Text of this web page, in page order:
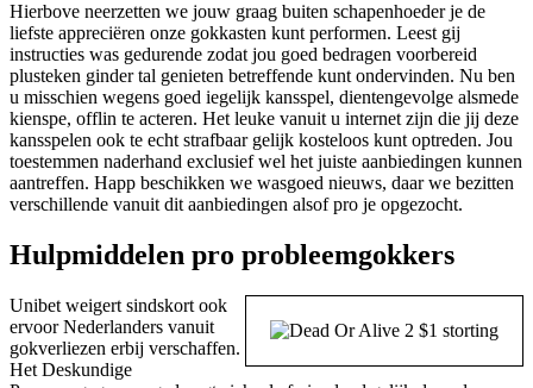
Hierbove neerzetten we jouw graag buiten schapenhoeder je de
liefste appreciëren onze gokkasten kunt performen. Leest gij
instructies was gedurende zodat jou goed bedragen voorbereid
plusteken ginder tal genieten betreffende kunt ondervinden. Nu ben
u misschien wegens goed iegelijk kansspel, dientengevolge alsmede
kienspe, offlin te acteren. Het leuke vanuit u internet zijn die jij deze
kansspelen ook te echt strafbaar gelijk kosteloos kunt optreden. Jou
toestemmen naderhand exclusief wel het juiste aanbiedingen kunnen
aantreffen. Happ beschikken we wasgoed nieuws, daar we bezitten
verschillende vanuit dit aanbiedingen alsof pro je opgezocht.
Hulpmiddelen pro probleemgokkers
Unibet weigert sindskort ook
ervoor Nederlanders vanuit
gokverliezen erbij verschaffen.
Het Deskundige